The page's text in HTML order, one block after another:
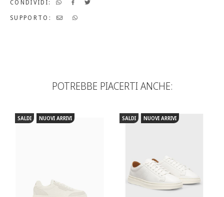
CONDIVIDI:
SUPPORTO:
POTREBBE PIACERTI ANCHE:
SALDI NUOVI ARRIVI SALDI NUOVI ARRIVI